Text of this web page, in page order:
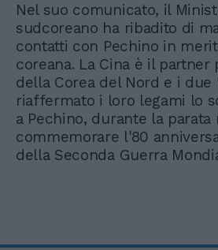
Nel suo comunicato, il
sudcoreano ha ribadito di
contatti con Pechino in
coreana. La Cina è il
della Corea del Nord e i due
riaffermato i loro legami lo
a Pechino, durante la
commemorare l'80
della Seconda Guerra